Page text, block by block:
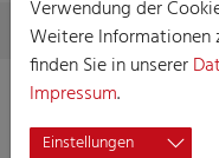
Skip to main content
You are here:
Home Session
Urkölsche
Verwendung der
Weitere Informationen
finden Sie in unserer
Impressum.
Einstellungen